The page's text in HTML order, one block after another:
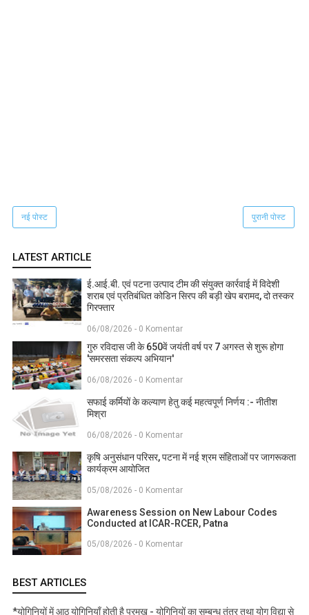
नई पोस्ट पुरानी पोस्ट
LATEST ARTICLE
ई.आई.बी. एवं पटना उत्पाद टीम की संयुक्त कार्रवाई में विदेशी
शराब एवं प्रतिबंधित कोडिन सिरप की बड़ी खेप बरामद, दो तस्कर
गिरफ्तार
06/08/2026 - 0 Komentar
गुरु रविदास जी के 650वें जयंती वर्ष पर 7 अगस्त से शुरू होगा
'समरसता संकल्प अभियान'
06/08/2026 - 0 Komentar
सफाई कर्मियों के कल्याण हेतु कई महत्वपूर्ण निर्णय :- नीतीश
मिश्रा
06/08/2026 - 0 Komentar
कृषि अनुसंधान परिसर, पटना में नई श्रम संहिताओं पर जागरूकता
कार्यक्रम आयोजित
05/08/2026 - 0 Komentar
Awareness Session on New Labour Codes
Conducted at ICAR-RCER, Patna
05/08/2026 - 0 Komentar
BEST ARTICLES
*योगिनियों में आठ योगिनियाँ होती है प्रमुख - योगिनियों का सम्बन्ध तंत्र तथा योग विद्या से